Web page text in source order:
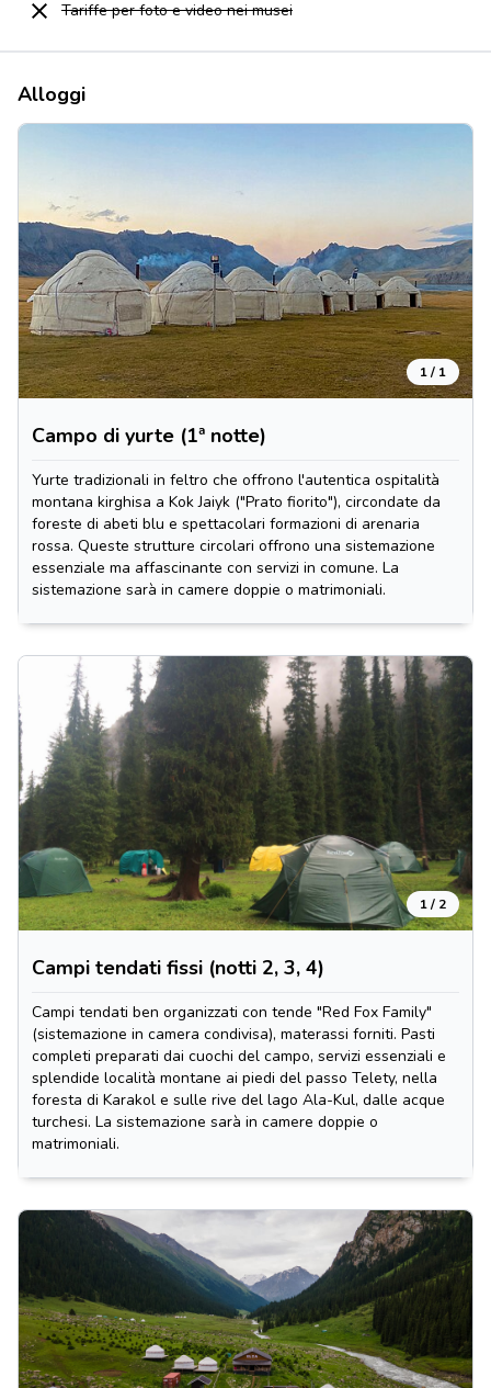
Tariffe per foto e video nei musei
Alloggi
1 / 1
Campo di yurte (1ª notte)
Yurte tradizionali in feltro che offrono l'autentica ospitalità
montana kirghisa a Kok Jaiyk ("Prato fiorito"), circondate da
foreste di abeti blu e spettacolari formazioni di arenaria
rossa. Queste strutture circolari offrono una sistemazione
essenziale ma affascinante con servizi in comune. La
sistemazione sarà in camere doppie o matrimoniali.
1 / 2
Campi tendati fissi (notti 2, 3, 4)
Campi tendati ben organizzati con tende "Red Fox Family"
(sistemazione in camera condivisa), materassi forniti. Pasti
completi preparati dai cuochi del campo, servizi essenziali e
splendide località montane ai piedi del passo Telety, nella
foresta di Karakol e sulle rive del lago Ala-Kul, dalle acque
turchesi. La sistemazione sarà in camere doppie o
matrimoniali.